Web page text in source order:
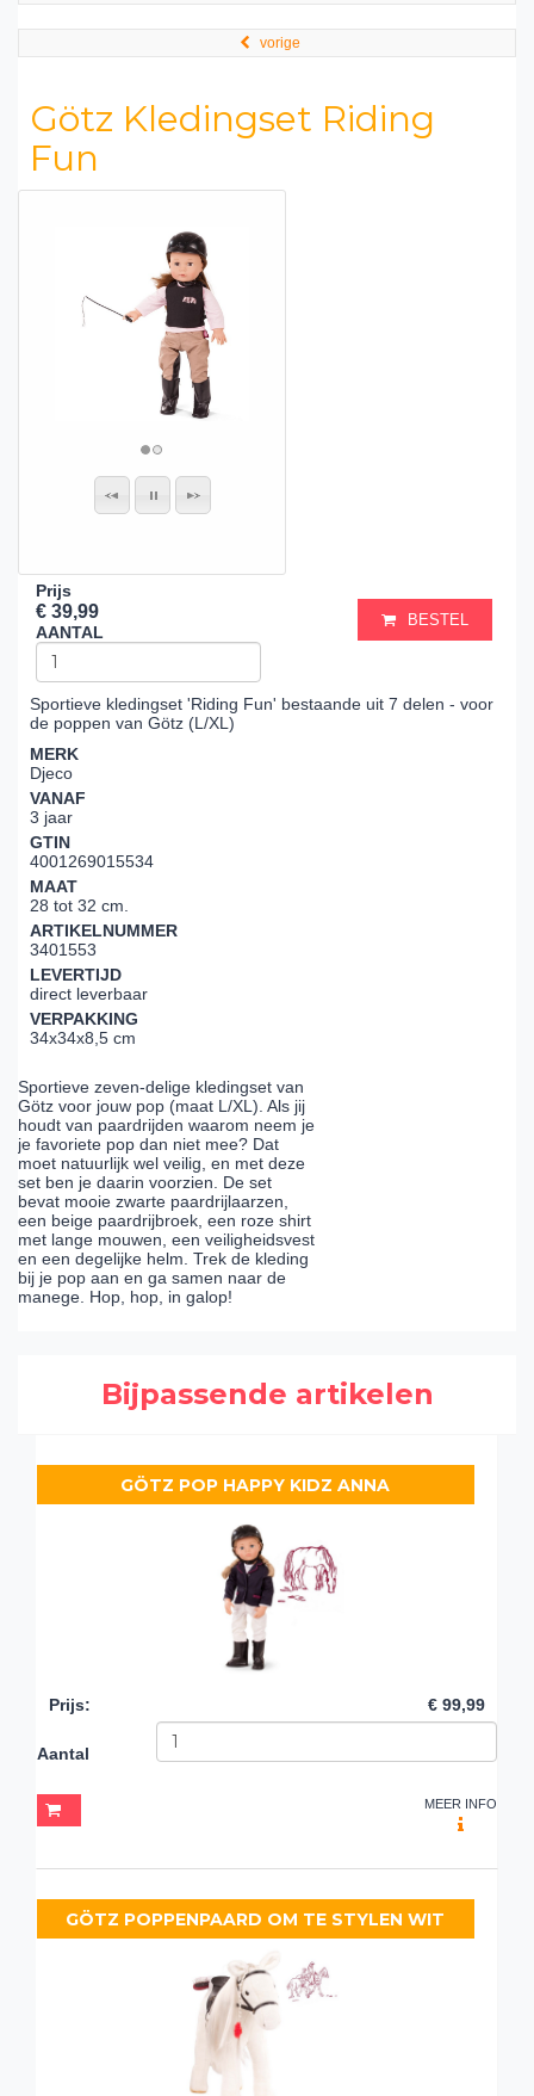
vorige
Götz Kledingset Riding
Fun
Prijs
€ 39,99
AANTAL
BESTEL
Sportieve kledingset 'Riding Fun' bestaande uit 7 delen - voor
de poppen van Götz (L/XL)
MERK
Djeco
VANAF
3 jaar
GTIN
4001269015534
MAAT
28 tot 32 cm.
ARTIKELNUMMER
3401553
LEVERTIJD
direct leverbaar
VERPAKKING
34x34x8,5 cm
Sportieve zeven-delige kledingset van
Götz voor jouw pop (maat L/XL). Als jij
houdt van paardrijden waarom neem je
je favoriete pop dan niet mee? Dat
moet natuurlijk wel veilig, en met deze
set ben je daarin voorzien. De set
bevat mooie zwarte paardrijlaarzen,
een beige paardrijbroek, een roze shirt
met lange mouwen, een veiligheidsvest
en een degelijke helm. Trek de kleding
bij je pop aan en ga samen naar de
manege. Hop, hop, in galop!
Bijpassende artikelen
GÖTZ POP HAPPY KIDZ ANNA
Prijs: € 99,99
Aantal
MEER INFO
GÖTZ POPPENPAARD OM TE STYLEN WIT